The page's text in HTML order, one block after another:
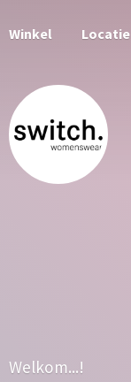
Winkel Locatie
Welkom...!